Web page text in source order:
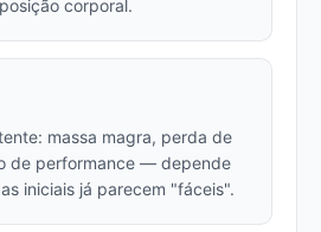
corporal.
massa magra, perda de
de performance — depende
iniciais já parecem "fáceis".